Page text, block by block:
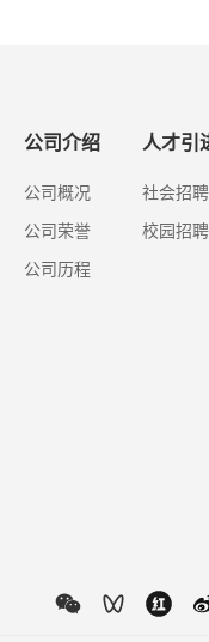
公司介绍
公司概况
公司荣誉
公司历程
人才引
社会招聘
校园招聘